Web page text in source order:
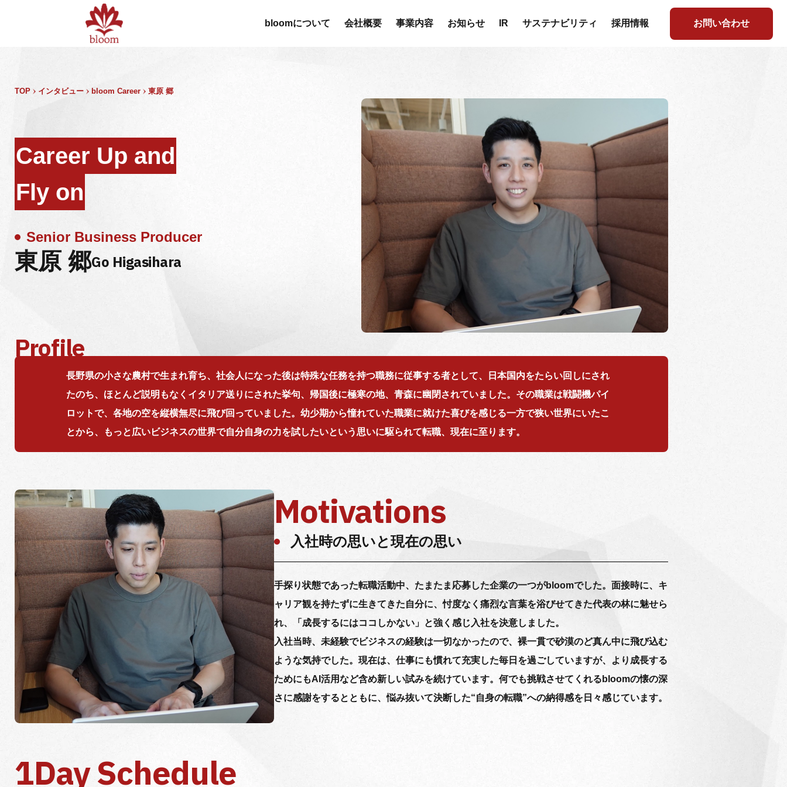
bloomについて 会社概要 事業内容 お知らせ IR サステナビリティ 採用情報 お問い合わせ
TOP インタビュー bloom Career 東原 郷
Career Up and
Fly on
Senior Business Producer
東原 郷Go Higasihara
Profile
長野県の小さな農村で生まれ育ち、社会人になった後は特殊な任務を持つ職務に従事する者として、日本国内をたらい回しにされ
たのち、ほとんど説明もなくイタリア送りにされた挙句、帰国後に極寒の地、青森に幽閉されていました。その職業は戦闘機パイ
ロットで、各地の空を縦横無尽に飛び回っていました。幼少期から憧れていた職業に就けた喜びを感じる一方で狭い世界にいたこ
とから、もっと広いビジネスの世界で自分自身の力を試したいという思いに駆られて転職、現在に至ります。
Motivations
入社時の思いと現在の思い
手探り状態であった転職活動中、たまたま応募した企業の一つがbloomでした。面接時に、キ
ャリア観を持たずに生きてきた自分に、忖度なく痛烈な言葉を浴びせてきた代表の林に魅せら
れ、「成長するにはココしかない」と強く感じ入社を決意しました。
入社当時、未経験でビジネスの経験は一切なかったので、裸一貫で砂漠のど真ん中に飛び込む
ような気持でした。現在は、仕事にも慣れて充実した毎日を過ごしていますが、より成長する
ためにもAI活用など含め新しい試みを続けています。何でも挑戦させてくれるbloomの懐の深
さに感謝をするとともに、悩み抜いて決断した“自身の転職”への納得感を日々感じています。
1Day Schedule